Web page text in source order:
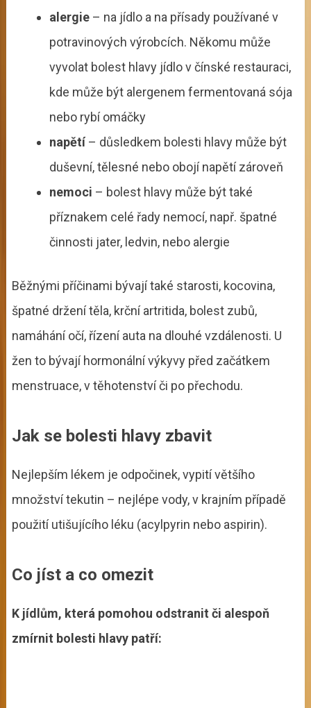
alergie– na jídlo a na přísady používané v
potravinových výrobcích. Někomu může
vyvolat bolest hlavy jídlo v čínské restauraci,
kde může být alergenem fermentovaná sója
nebo rybí omáčky
napětí– důsledkem bolesti hlavy může být
duševní, tělesné nebo obojí napětí zároveň
nemoci – bolest hlavy může být také
příznakem celé řady nemocí, např. špatné
činnosti jater, ledvin, nebo alergie
Běžnými příčinami bývají také starosti, kocovina,
špatné držení těla, krční artritida, bolest zubů,
namáhání očí, řízení auta na dlouhé vzdálenosti. U
žen to bývají hormonální výkyvy před začátkem
menstruace, v těhotenství či po přechodu.
Jak se bolesti hlavy zbavit
Nejlepším lékem je odpočinek, vypití většího
množství tekutin – nejlépe vody, v krajním případě
použití utišujícího léku (acylpyrin nebo aspirin).
Co jíst a co omezit
K jídlům, která pomohou odstranit či alespoň
zmírnit bolesti hlavy patří: